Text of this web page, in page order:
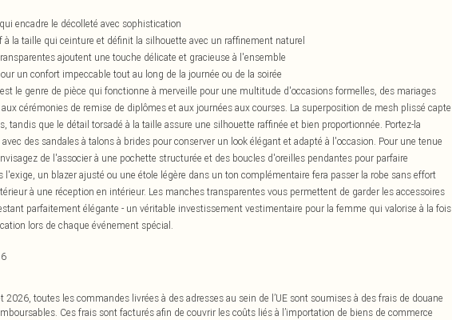
encadre le décolleté avec sophistication
la taille qui ceinture et définit la silhouette avec un raffinement naturel
ajoutent une touche délicate et gracieuse à l'ensemble
un confort impeccable tout au long de la journée ou de la soirée
le genre de pièce qui fonctionne à merveille pour une multitude d'occasions formelles, des mariages
cérémonies de remise de diplômes et aux journées aux courses. La superposition de mesh plissé capte
tandis que le détail torsadé à la taille assure une silhouette raffinée et bien proportionnée. Portez-la
des sandales à talons à brides pour conserver un look élégant et adapté à l'occasion. Pour une tenue
de l'associer à une pochette structurée et des boucles d'oreilles pendantes pour parfaire
l'exige, un blazer ajusté ou une étole légère dans un ton complémentaire fera passer la robe sans effort
à une réception en intérieur. Les manches transparentes vous permettent de garder les accessoires
parfaitement élégante - un véritable investissement vestimentaire pour la femme qui valorise à la fois
lors de chaque événement spécial.
toutes les commandes livrées à des adresses au sein de l’UE sont soumises à des frais de douane
Ces frais sont facturés afin de couvrir les coûts liés à l’importation de biens de commerce